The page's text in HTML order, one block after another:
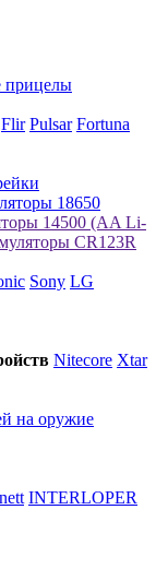
прицелы
Flir Pulsar Fortuna
18650
14500 (AA Li-
CR123R
Sony LG
Nitecore Xtar
на оружие
INTERLOPER